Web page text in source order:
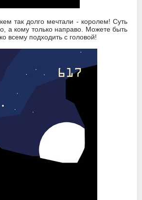
так долго мечтали - королем! Суть
а кому только направо. Можете быть
всему подходить с головой!